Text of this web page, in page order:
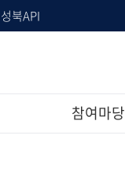
성북API
참여마당